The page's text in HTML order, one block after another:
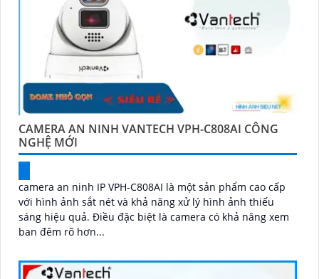
CAMERA AN NINH VANTECH VPH-C808AI CÔNG
NGHỆ MỚI
camera an ninh IP VPH-C808AI là một sản phẩm cao cấp
với hình ảnh sắt nét và khả năng xử lý hình ảnh thiếu
sáng hiệu quả. Điều đặc biệt là camera có khả năng xem
ban đêm rõ hơn...